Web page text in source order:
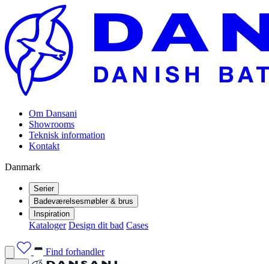
Om Dansani
Showrooms
Teknisk information
Kontakt
Danmark
Serier
Badeværelsesmøbler & brus
Inspiration
Kataloger Design dit bad Cases
Find forhandler